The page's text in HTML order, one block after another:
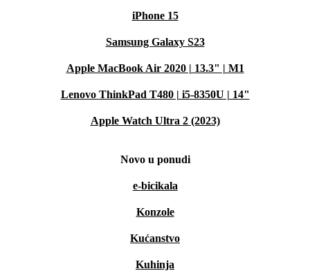
iPhone 15
Samsung Galaxy S23
Apple MacBook Air 2020 | 13.3" | M1
Lenovo ThinkPad T480 | i5-8350U | 14"
Apple Watch Ultra 2 (2023)
Novo u ponudi
e-bicikala
Konzole
Kućanstvo
Kuhinja